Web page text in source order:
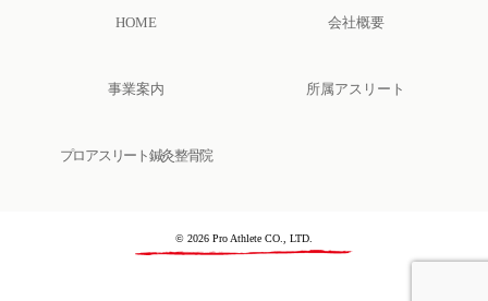
HOME 会社概要
事業案内 所属アスリート
プロアスリート鍼灸整骨院
© 2026 Pro Athlete CO., LTD.